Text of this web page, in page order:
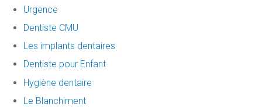
Urgence
Dentiste CMU
Les implants dentaires
Dentiste pour Enfant
Hygiène dentaire
Le Blanchiment